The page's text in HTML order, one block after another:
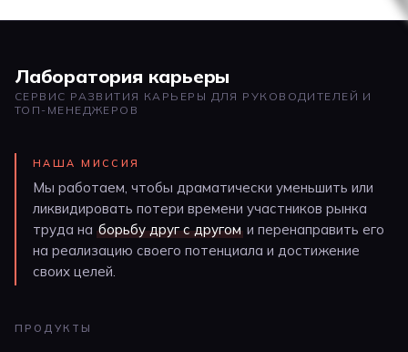
Лаборатория карьеры
СЕРВИС РАЗВИТИЯ КАРЬЕРЫ ДЛЯ РУКОВОДИТЕЛЕЙ И
ТОП-МЕНЕДЖЕРОВ
НАША МИССИЯ
Мы работаем, чтобы драматически уменьшить или
ликвидировать потери времени участников рынка
труда на борьбу друг с другом и перенаправить его
на реализацию своего потенциала и достижение
своих целей.
ПРОДУКТЫ